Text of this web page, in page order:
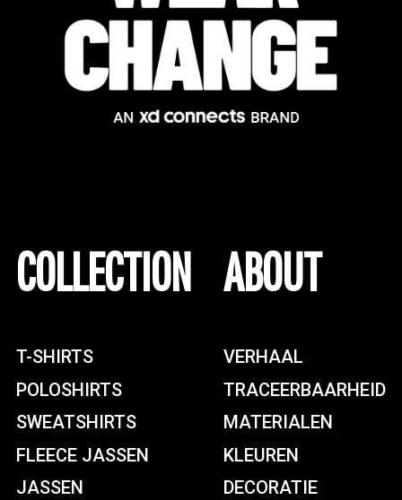
COLLECTION
T-SHIRTS
POLOSHIRTS
SWEATSHIRTS
FLEECE JASSEN
JASSEN
ABOUT
VERHAAL
TRACEERBAARHEID
MATERIALEN
KLEUREN
DECORATIE